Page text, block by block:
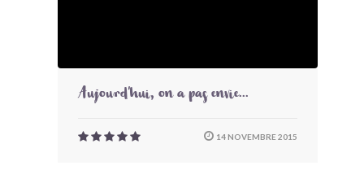
Aujourd'hui, on a pas envie...
14 NOVEMBRE 2015